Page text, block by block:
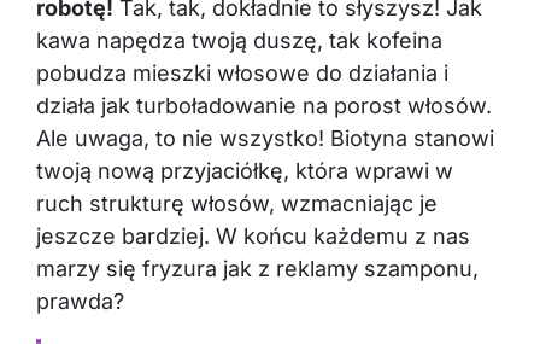
robotę! Tak, tak, dokładnie to słyszysz! Jak
kawa napędza twoją duszę, tak kofeina
pobudza mieszki włosowe do działania i
działa jak turboładowanie na porost włosów.
Ale uwaga, to nie wszystko! Biotyna stanowi
twoją nową przyjaciółkę, która wprawi w
ruch strukturę włosów, wzmacniając je
jeszcze bardziej. W końcu każdemu z nas
marzy się fryzura jak z reklamy szamponu,
prawda?